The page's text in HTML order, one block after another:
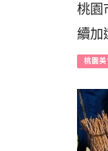
桃園
續加
桃園美